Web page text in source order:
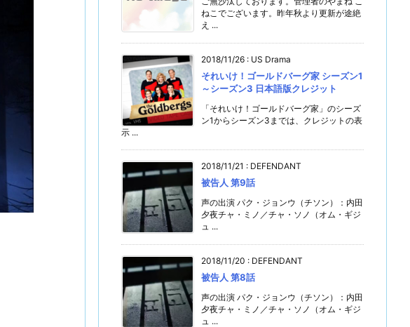
ねこでございます。昨年秋より更新が途絶
え ...
2018/11/26 : US Drama
それいけ！ゴールドバーグ家 シーズン1
～シーズン3 日本語版クレジット
「それいけ！ゴールドバーグ家」のシーズ
ン1からシーズン3までは、クレジットの表
示 ...
2018/11/21 : DEFENDANT
被告人 第9話
声の出演 パク・ジョンウ（チソン）：内田
夕夜チャ・ミノ／チャ・ソノ（オム・ギジ
ュ ...
2018/11/20 : DEFENDANT
被告人 第8話
声の出演 パク・ジョンウ（チソン）：内田
夕夜チャ・ミノ／チャ・ソノ（オム・ギジ
ュ ...